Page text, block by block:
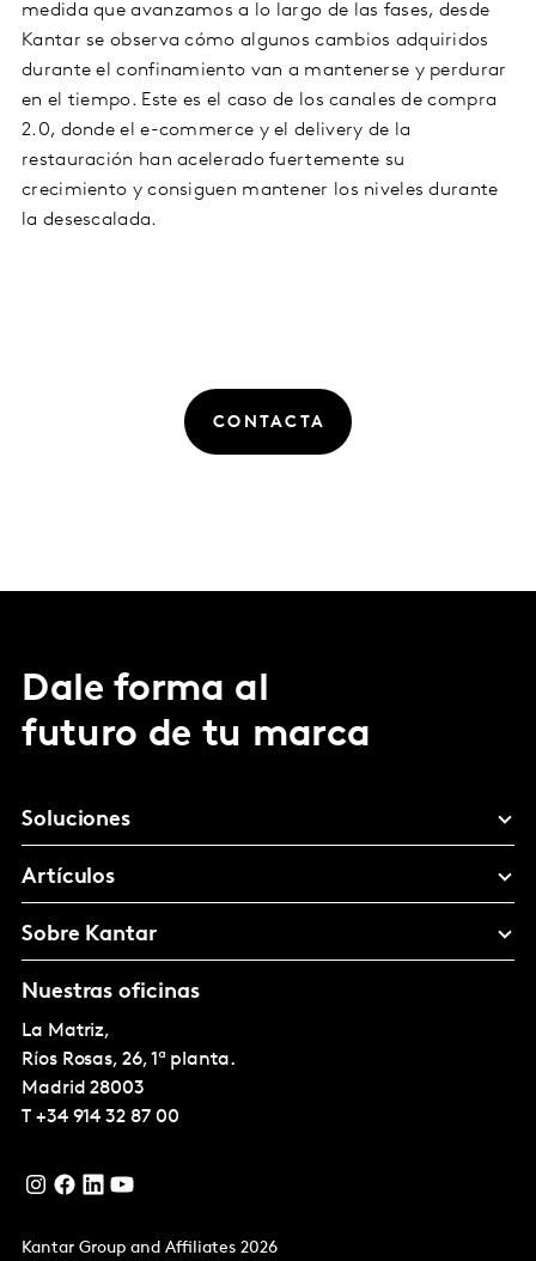
medida que avanzamos a lo largo de las fases, desde
Kantar se observa cómo algunos cambios adquiridos
durante el confinamiento van a mantenerse y perdurar
en el tiempo. Este es el caso de los canales de compra
2.0, donde el e-commerce y el delivery de la
restauración han acelerado fuertemente su
crecimiento y consiguen mantener los niveles durante
la desescalada.
CONTACTA
Dale forma al
futuro de tu marca
Soluciones
Artículos
Sobre Kantar
Nuestras oficinas
La Matriz,
Ríos Rosas, 26, 1ª planta.
Madrid 28003
T +34 914 32 87 00
Kantar Group and Affiliates 2026